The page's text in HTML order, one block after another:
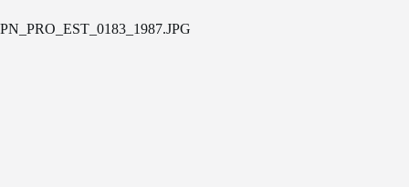
PN_PRO_EST_0183_1987.JPG